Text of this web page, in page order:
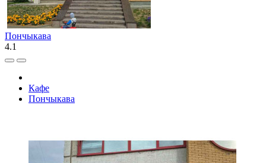
Пончыкава
4.1
Кафе
Пончыкава